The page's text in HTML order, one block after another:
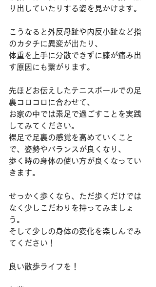
り出していたりする姿を見かけます。
こうなると外反母趾や内反小趾など指
のカタチに異変が出たり、
体重を上手に分散できずに膝が痛み出
す原因にも繋がります。
先ほどお伝えしたテニスボールでの足
裏コロコロに合わせて、
お家の中では素足で過ごすことを実践
してみてください。
裸足で足裏の感覚を高めていくこと
で、姿勢やバランスが良くなり、
歩く時の身体の使い方が良くなってい
きます。
せっかく歩くなら、ただ歩くだけでは
なく少しこだわりを持ってみましょ
う。
そして少しの身体の変化を楽しんでみ
てください！
良い散歩ライフを！